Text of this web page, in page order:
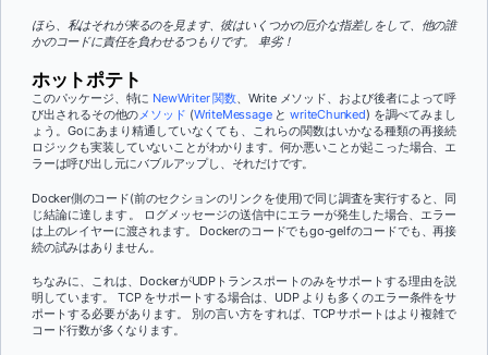
ほら、私はそれが来るのを見ます、彼はいくつかの厄介な指差しをして、他の誰
かのコードに責任を負わせるつもりです。 卑劣！
ホットポテト
このパッケージ、特に NewWriter 関数、Write メソッド、および後者によって呼
び出されるその他の メソッド (WriteMessageとwriteChunked) を調べてみまし
ょう
。Goにあまり精通していなくても、これらの関数はいかなる種類の再接続
ロジックも実装していないことがわかります。何か悪いことが起こった場合、エ
ラーは呼び出し元にバブルアップし、それだけです。
Docker側のコード(前のセクションのリンクを使用)で同じ調査を実行すると、同
じ結論に達します。 ログメッセージの送信中にエラーが発生した場合、エラー
は上のレイヤーに渡されます。 Dockerのコードでもgo-gelfのコードでも、再接
続の試みはありません。
ちなみに、これは、DockerがUDPトランスポートのみをサポートする理由を説
明しています。 TCP をサポートする場合は、UDP よりも多くのエラー条件をサ
ポートする必要があります。 別の言い方をすれば、TCPサポートはより複雑で
コード行数が多くなります。